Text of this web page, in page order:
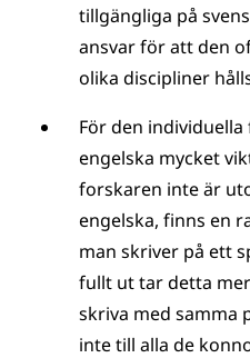
tillgängliga på
ansvar för att den
olika discipliner
För den
engelska mycket
forskaren inte är
engelska, finns en
man skriver på ett
fullt ut tar detta
skriva med samma
inte till alla de